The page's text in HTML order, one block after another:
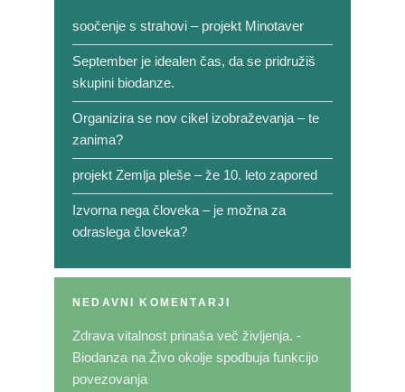
soočenje s strahovi – projekt Minotaver
September je idealen čas, da se pridružiš
skupini biodanze.
Organizira se nov cikel izobraževanja – te
zanima?
projekt Zemlja pleše – že 10. leto zapored
Izvorna nega človeka – je možna za
odraslega človeka?
NEDAVNI KOMENTARJI
Zdrava vitalnost prinaša več življenja. -
Biodanza na Živo okolje spodbuja funkcijo
povezovanja